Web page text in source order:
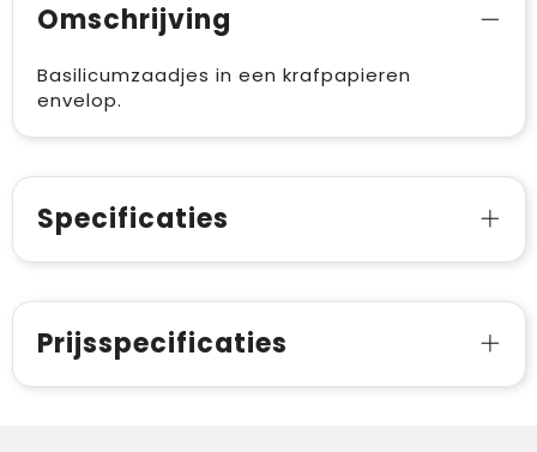
Omschrijving
Basilicumzaadjes in een krafpapieren
envelop.
Specificaties
Prijsspecificaties